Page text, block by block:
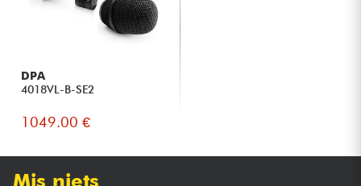
DPA
4018VL-B-SE2
1049.00 €
Mis niets